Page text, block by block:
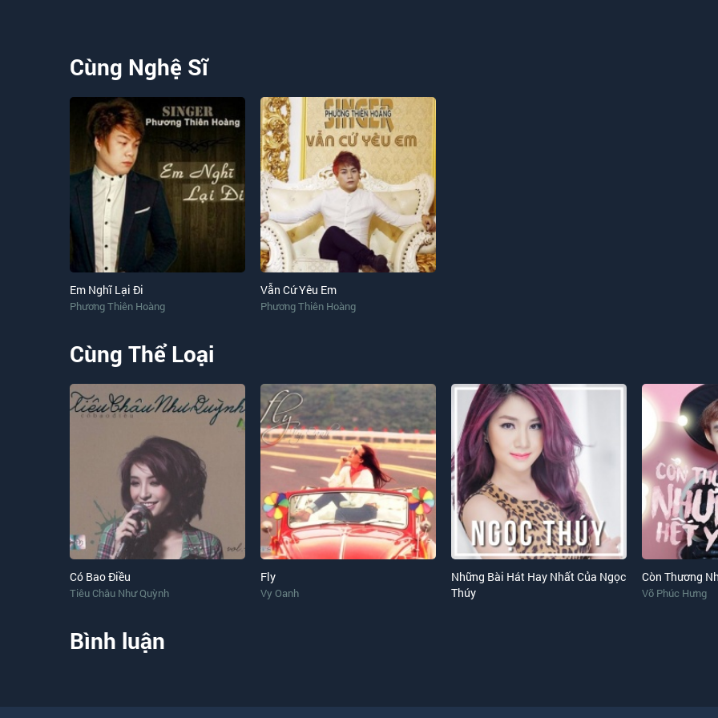
Cùng Nghệ Sĩ
Em Nghĩ Lại Đi
Phương Thiên Hoàng
Vẫn Cứ Yêu Em
Phương Thiên Hoàng
Cùng Thể Loại
Có Bao Điều
Tiêu Châu Như Quỳnh
Fly
Vy Oanh
Những Bài Hát Hay Nhất Của Ngọc
Thúy
Võ Phúc Hưng
Bình luận